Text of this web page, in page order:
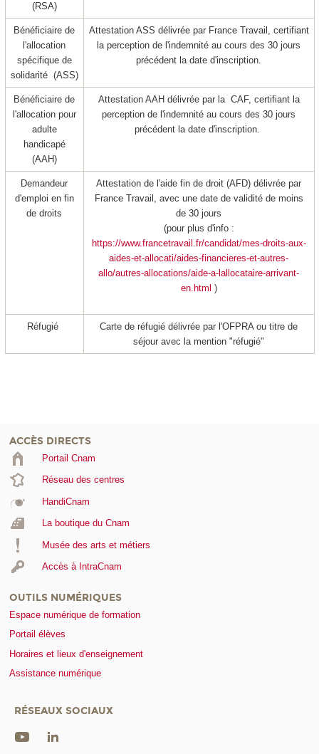
(RSA)
Bénéficiaire de
l'allocation
spécifique de
solidarité (ASS)
Attestation ASS délivrée par France Travail, certifiant
la perception de l'indemnité au cours des 30 jours
précédent la date d'inscription.
Bénéficiaire de
l'allocation pour
adulte
handicapé
(AAH)
Attestation AAH délivrée par la CAF, certifiant la
perception de l'indemnité au cours des 30 jours
précédent la date d'inscription.
Demandeur
d'emploi en fin
de droits
Attestation de l'aide fin de droit (AFD) délivrée par
France Travail, avec une date de validité de moins
de 30 jours
(pour plus d'info :
https://www.francetravail.fr/candidat/mes-droits-aux-
aides-et-allocati/aides-financieres-et-autres-
allo/autres-allocations/aide-a-lallocataire-arrivant-
en.html )
Réfugié
Carte de réfugié délivrée par l'OFPRA ou titre de
séjour avec la mention "réfugié"
ACCÈS DIRECTS
Portail Cnam
Réseau des centres
HandiCnam
La boutique du Cnam
Musée des arts et métiers
Accès à IntraCnam
OUTILS NUMÉRIQUES
Espace numérique de formation
Portail élèves
Horaires et lieux d'enseignement
Assistance numérique
RÉSEAUX SOCIAUX